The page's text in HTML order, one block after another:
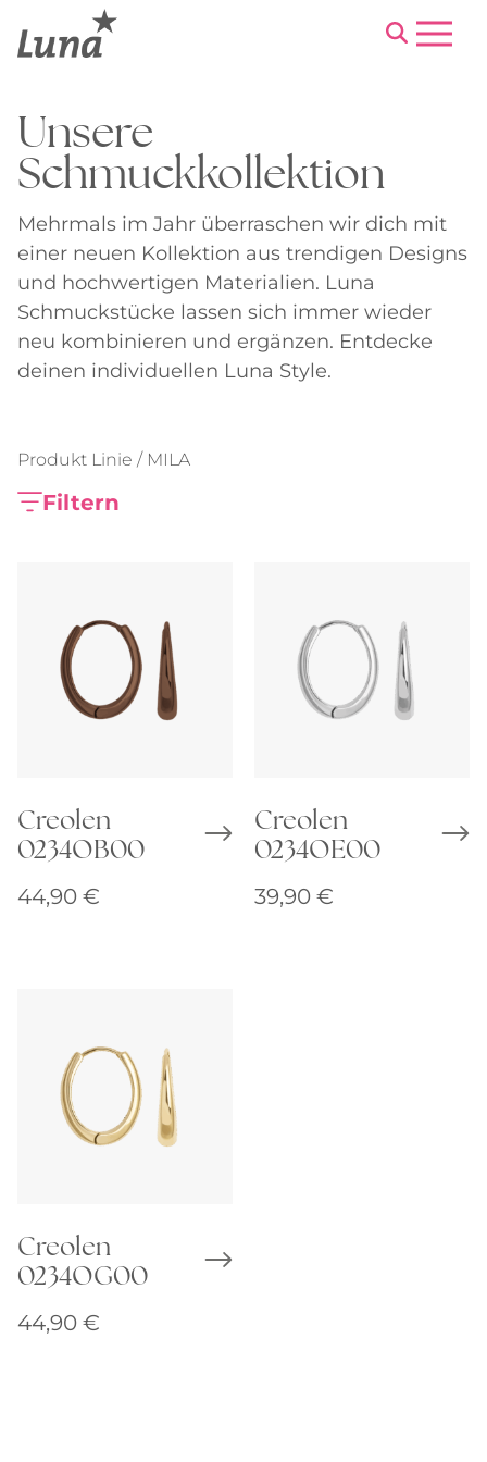
Menu
Unsere
Schmuckkollektion
Mehrmals im Jahr überraschen wir dich mit
einer neuen Kollektion aus trendigen Designs
und hochwertigen Materialien. Luna
Schmuckstücke lassen sich immer wieder
neu kombinieren und ergänzen. Entdecke
deinen individuellen Luna Style.
Produkt Linie / MILA
Filtern
Creolen
0234OB00
44,90 €
Creolen
0234OE00
39,90 €
Creolen
0234OG00
44,90 €